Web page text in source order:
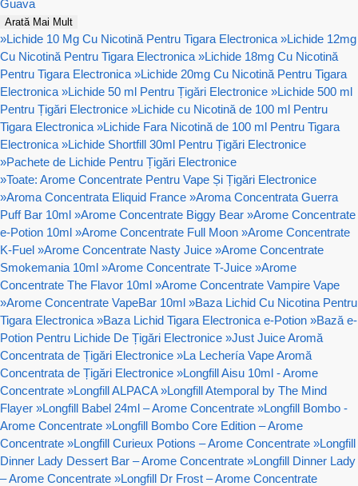
Guava
Arată Mai Mult
»Lichide 10 Mg Cu Nicotină Pentru Tigara Electronica »Lichide 12mg
Cu Nicotină Pentru Tigara Electronica »Lichide 18mg Cu Nicotină
Pentru Tigara Electronica »Lichide 20mg Cu Nicotină Pentru Tigara
Electronica »Lichide 50 ml Pentru Țigări Electronice »Lichide 500 ml
Pentru Țigări Electronice »Lichide cu Nicotină de 100 ml Pentru
Tigara Electronica »Lichide Fara Nicotină de 100 ml Pentru Tigara
Electronica »Lichide Shortfill 30ml Pentru Țigări Electronice
»Pachete de Lichide Pentru Țigări Electronice
»Toate: Arome Concentrate Pentru Vape Și Țigări Electronice
»Aroma Concentrata Eliquid France »Aroma Concentrata Guerra
Puff Bar 10ml »Arome Concentrate Biggy Bear »Arome Concentrate
e-Potion 10ml »Arome Concentrate Full Moon »Arome Concentrate
K-Fuel »Arome Concentrate Nasty Juice »Arome Concentrate
Smokemania 10ml »Arome Concentrate T-Juice »Arome
Concentrate The Flavor 10ml »Arome Concentrate Vampire Vape
»Arome Concentrate VapeBar 10ml »Baza Lichid Cu Nicotina Pentru
Tigara Electronica »Baza Lichid Tigara Electronica e-Potion »Bază e-
Potion Pentru Lichide De Țigări Electronice »Just Juice Aromă
Concentrata de Țigări Electronice »La Lechería Vape Aromă
Concentrata de Țigări Electronice »Longfill Aisu 10ml - Arome
Concentrate »Longfill ALPACA »Longfill Atemporal by The Mind
Flayer »Longfill Babel 24ml – Arome Concentrate »Longfill Bombo -
Arome Concentrate »Longfill Bombo Core Edition – Arome
Concentrate »Longfill Curieux Potions – Arome Concentrate »Longfill
Dinner Lady Dessert Bar – Arome Concentrate »Longfill Dinner Lady
– Arome Concentrate »Longfill Dr Frost – Arome Concentrate